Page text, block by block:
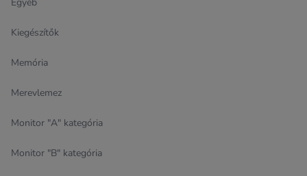
Kiegészítők
Memória
Merevlemez
Monitor "A" kategória
Monitor "B" kategória